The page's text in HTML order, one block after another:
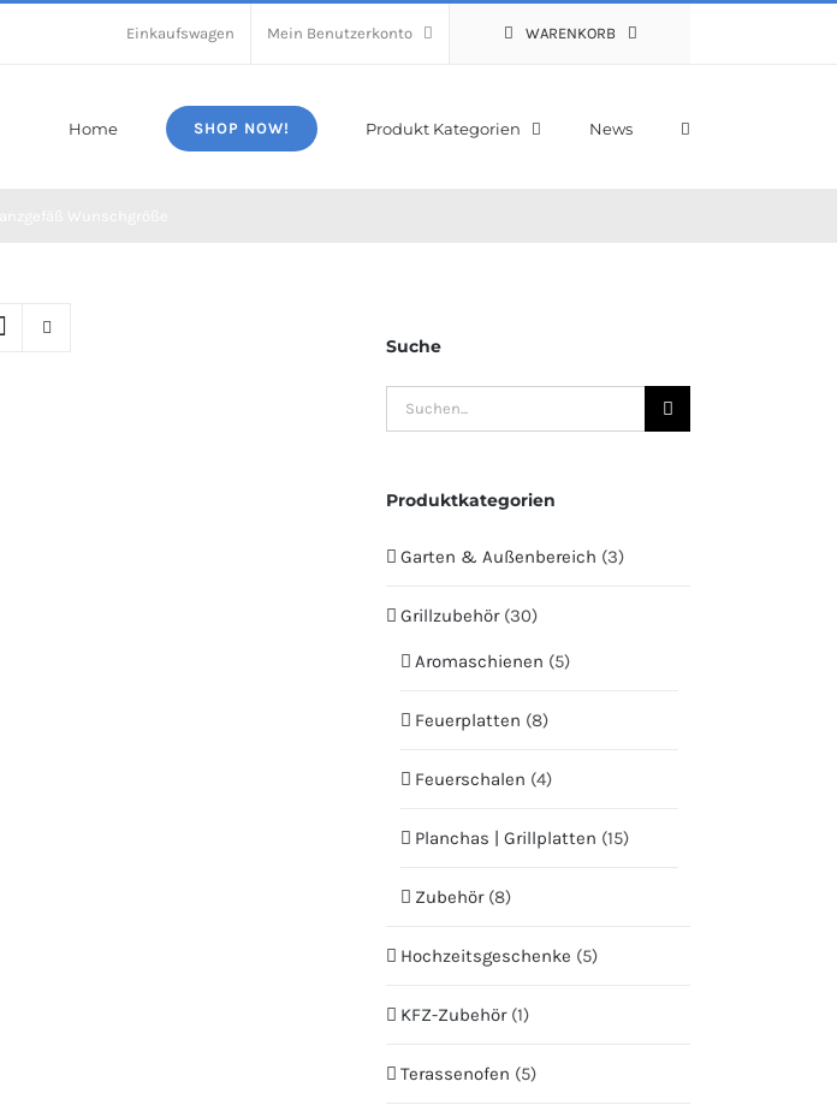
Einkaufswagen Mein Benutzerkonto WARENKORB
Home SHOP NOW! Produkt Kategorien News
Suche
Suche
nach:
Produktkategorien
Garten & Außenbereich (3)
Grillzubehör (30)
Aromaschienen (5)
Feuerplatten (8)
Feuerschalen (4)
Planchas | Grillplatten (15)
Zubehör (8)
Hochzeitsgeschenke (5)
KFZ-Zubehör (1)
Terassenofen (5)